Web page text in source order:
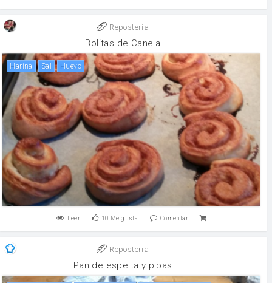
Reposteria
Bolitas de Canela
harina sal huevo
Leer 10 Me gusta Comentar
Reposteria
Pan de espelta y pipas